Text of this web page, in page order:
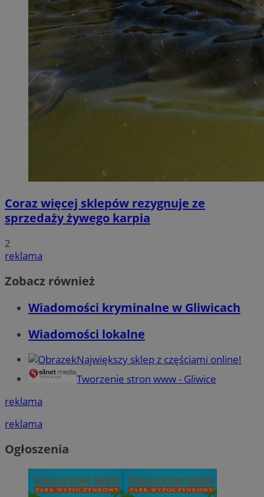
Coraz więcej sklepów rezygnuje ze
sprzedaży żywego karpia
2
reklama
Zobacz również
Wiadomości kryminalne w Gliwicach
Wiadomości lokalne
Największy sklep z częściami online!
Tworzenie stron www - Gliwice
reklama
reklama
Ogłoszenia